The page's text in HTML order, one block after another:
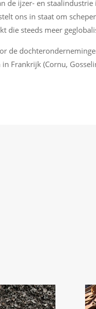
de ijzer- en staalindustrie
ons in staat om
die steeds meer
de
Frankrijk (Cornu,